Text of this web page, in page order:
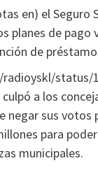
en) el Seguro
planes de pago
de
status/
a los
negar sus votos
para
municipales.